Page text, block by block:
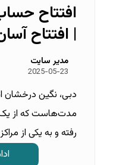
| افتتاح
مدیر سایت
2025-05-23
دبی، نگین درخشان
مدت‌هاست که از
رفته و به یکی از